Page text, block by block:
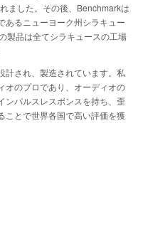
ました。その後、Benchmarkは
あるニューヨーク州シラキュー
製品は全てシラキュースの工場
計され、製造されています。私
オのプロであり、オーディオの
ンパルスレスポンスを持ち、歪
ことで世界各国で高い評価を獲